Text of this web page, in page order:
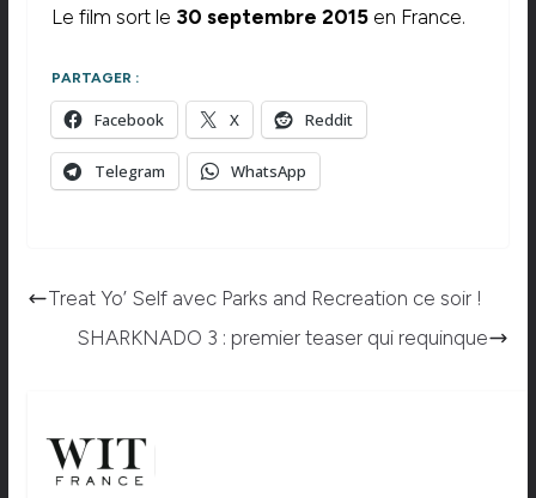
Le film sort le 30 septembre 2015en France.
PARTAGER :
Facebook X Reddit
Telegram WhatsApp
Treat Yo’ Self avec Parks and Recreation ce soir !
SHARKNADO 3 : premier teaser qui requinque